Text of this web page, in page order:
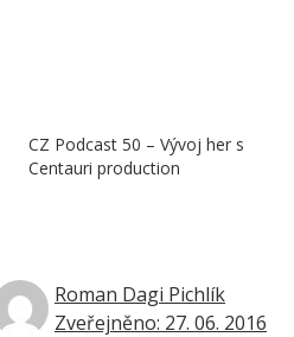
CZ Podcast 50 – Vývoj her s
Centauri production
Roman Dagi Pichlík
Zveřejněno: 27. 06. 2016